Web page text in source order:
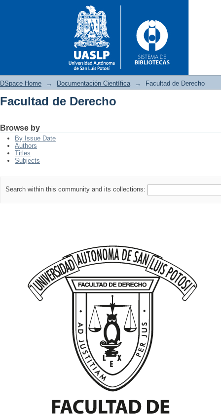
DSpace Home → Documentación Científica → Facultad de Derecho
Facultad de Derecho
Browse by
By Issue Date
Authors
Titles
Subjects
Search within this community and its collections: